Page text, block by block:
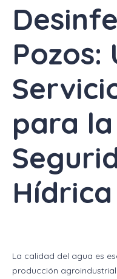
Pozos:
para la
Hídrica
La calidad del agua es
producción